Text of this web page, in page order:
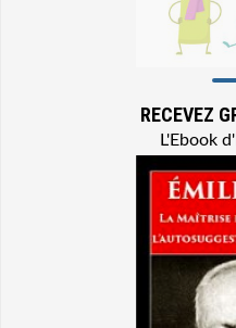
RECEVEZ
L'Ebook